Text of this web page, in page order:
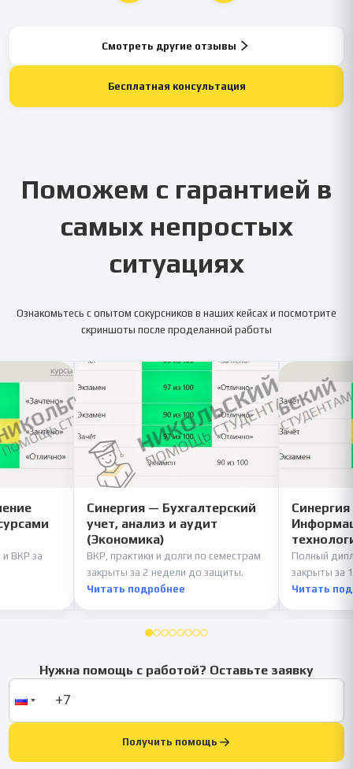
Смотреть другие отзывы
Бесплатная консультация
Поможем с гарантией в
самых непростых
ситуациях
Ознакомьтесь с опытом сокурсников в наших кейсах и посмотрите
скриншоты после проделанной работы
и ВКР за
Синергия — Бухгалтерский
учет, анализ и аудит
(Экономика)
ВКР, практики и долги по семестрам
закрыты за 2 недели до защиты.
Читать подробнее
Полный
закрыты за
Читать
Нужна помощь с работой? Оставьте заявку
Получить помощь